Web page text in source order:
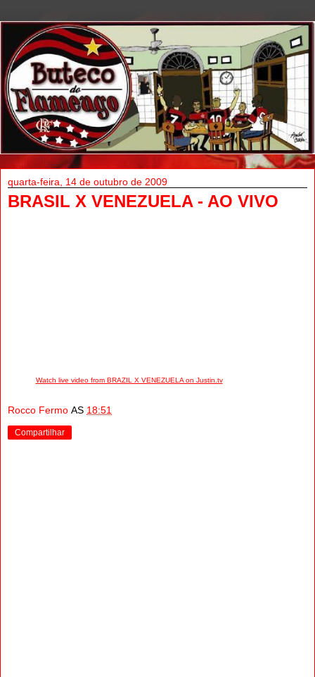
quarta-feira, 14 de outubro de 2009
BRASIL X VENEZUELA - AO VIVO
Watch live video from BRAZIL X VENEZUELA on Justin.tv
Rocco Fermo AS 18:51
Compartilhar